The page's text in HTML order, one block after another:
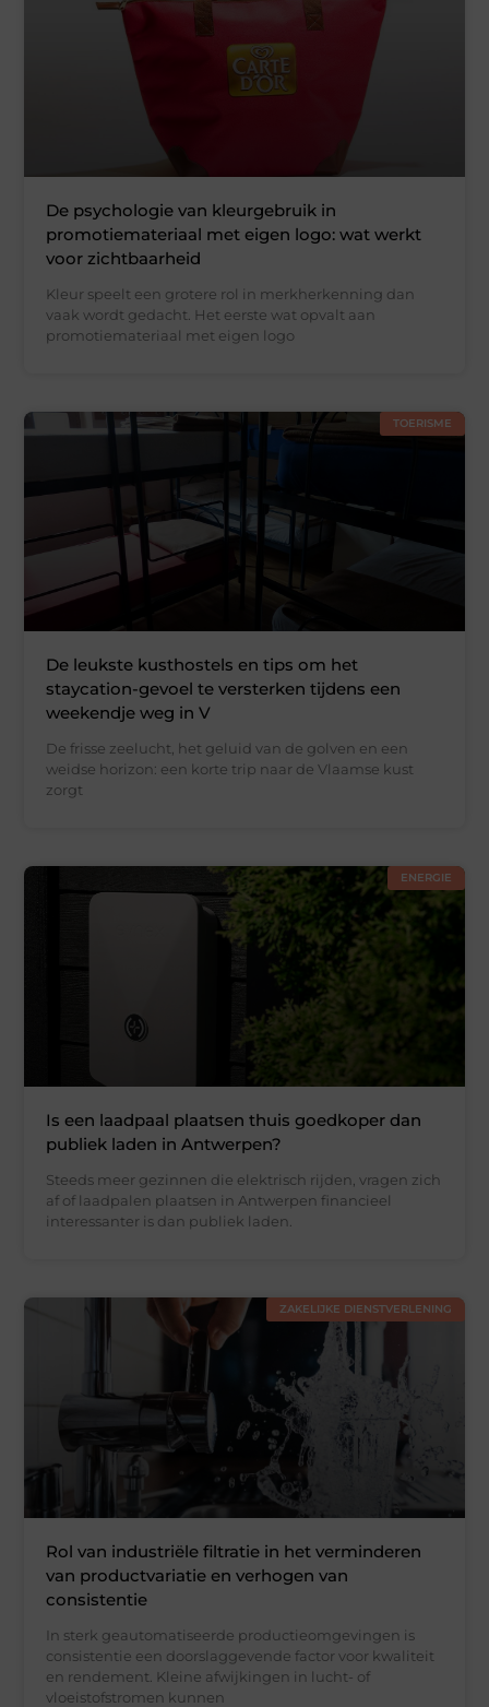
De psychologie van kleurgebruik in
promotiemateriaal met eigen logo: wat werkt
voor zichtbaarheid
Kleur speelt een grotere rol in merkherkenning dan
vaak wordt gedacht. Het eerste wat opvalt aan
promotiemateriaal met eigen logo
TOERISME
De leukste kusthostels en tips om het
staycation-gevoel te versterken tijdens een
weekendje weg in V
De frisse zeelucht, het geluid van de golven en een
weidse horizon: een korte trip naar de Vlaamse kust
zorgt
ENERGIE
Is een laadpaal plaatsen thuis goedkoper dan
publiek laden in Antwerpen?
Steeds meer gezinnen die elektrisch rijden, vragen zich
af of laadpalen plaatsen in Antwerpen financieel
interessanter is dan publiek laden.
ZAKELIJKE DIENSTVERLENING
Rol van industriële filtratie in het verminderen
van productvariatie en verhogen van
consistentie
In sterk geautomatiseerde productieomgevingen is
consistentie een doorslaggevende factor voor kwaliteit
en rendement. Kleine afwijkingen in lucht- of
vloeistofstromen kunnen